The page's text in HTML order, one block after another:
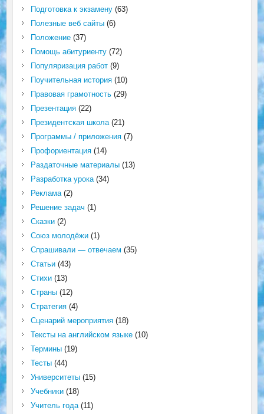
Подготовка к экзамену(63)
Полезные веб сайты(6)
Положение(37)
Помощь абитуриенту(72)
Популяризация работ(9)
Поучительная история(10)
Правовая грамотность(29)
Презентация(22)
Президентская школа(21)
Программы / приложения(7)
Профориентация(14)
Раздаточные материалы(13)
Разработка урока(34)
Реклама(2)
Решение задач (1)
Сказки(2)
Союз молодёжи(1)
Спрашивали — отвечаем (35)
Статьи(43)
Стихи(13)
Страны(12)
Стратегия(4)
Сценарий мероприятия(18)
Тексты на английском языке(10)
Термины(19)
Тесты(44)
Университеты(15)
Учебники(18)
Учитель года(11)